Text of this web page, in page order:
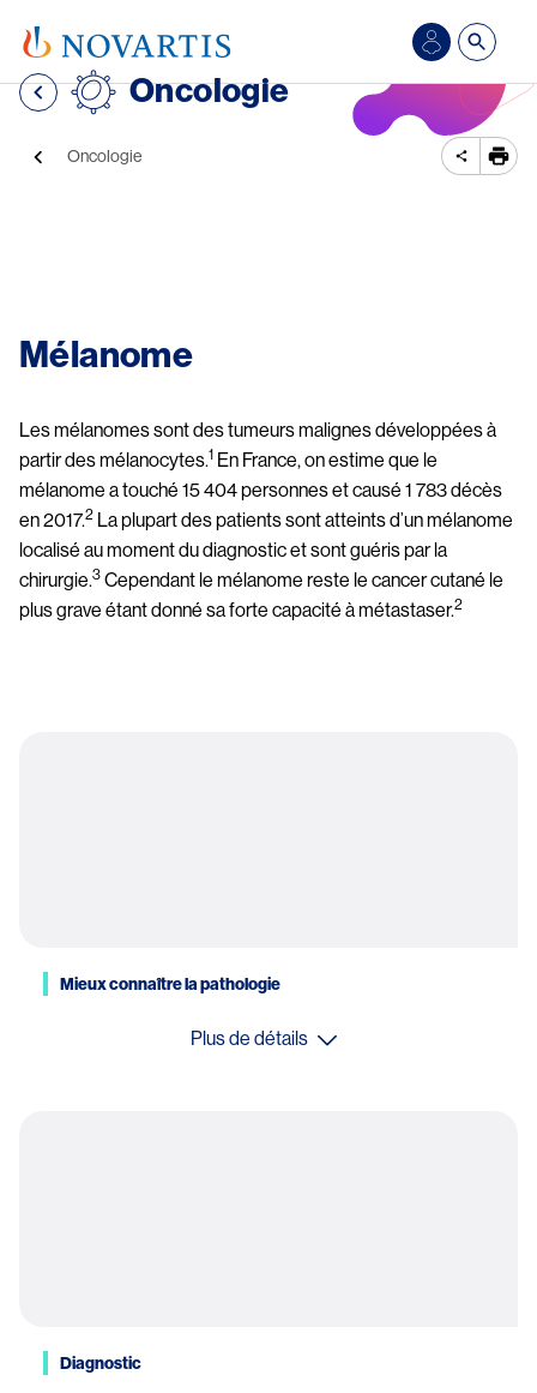
Oncologie
Fil d'Ariane
Oncologie
Mélanome
Les mélanomes sont des tumeurs malignes développées à
partir des mélanocytes.1 En France, on estime que le
mélanome a touché 15 404 personnes et causé 1 783 décès
en 2017.2 La plupart des patients sont atteints d’un mélanome
localisé au moment du diagnostic et sont guéris par la
chirurgie.3 Cependant le mélanome reste le cancer cutané le
plus grave étant donné sa forte capacité à métastaser.2
Mieux connaître la pathologie
Plus de détails
Diagnostic